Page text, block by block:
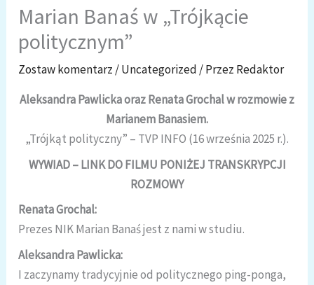
Marian Banaś w „Trójkącie
politycznym”
Zostaw komentarz/Uncategorized/ Przez Redaktor
Aleksandra Pawlicka oraz Renata Grochal w rozmowie z
Marianem Banasiem.
„Trójkąt polityczny” – TVP INFO (16 września 2025 r.).
WYWIAD – LINK DO FILMU PONIŻEJ TRANSKRYPCJI
ROZMOWY
Renata Grochal:
Prezes NIK Marian Banaś jest z nami w studiu.
Aleksandra Pawlicka:
I zaczynamy tradycyjnie od politycznego ping-ponga,